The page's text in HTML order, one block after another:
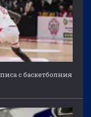
с баскетболния